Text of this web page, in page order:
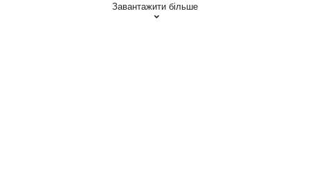
Завантажити більше